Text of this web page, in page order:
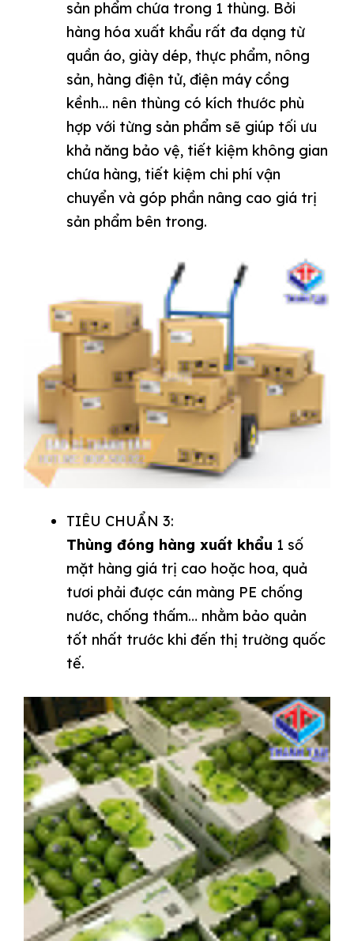
sản phẩm chứa trong 1 thùng. Bởi
hàng hóa xuất khẩu rất đa dạng từ
quần áo, giày dép, thực phẩm, nông
sản, hàng điện tử, điện máy cồng
kềnh… nên thùng có kích thước phù
hợp với từng sản phẩm sẽ giúp tối ưu
khả năng bảo vệ, tiết kiệm không gian
chứa hàng, tiết kiệm chi phí vận
chuyển và góp phần nâng cao giá trị
sản phẩm bên trong.
TIÊU CHUẨN 3:
Thùng đóng hàng xuất khẩu 1 số
mặt hàng giá trị cao hoặc hoa, quả
tươi phải được cán màng PE chống
nước, chống thấm… nhằm bảo quản
tốt nhất trước khi đến thị trường quốc
tế.